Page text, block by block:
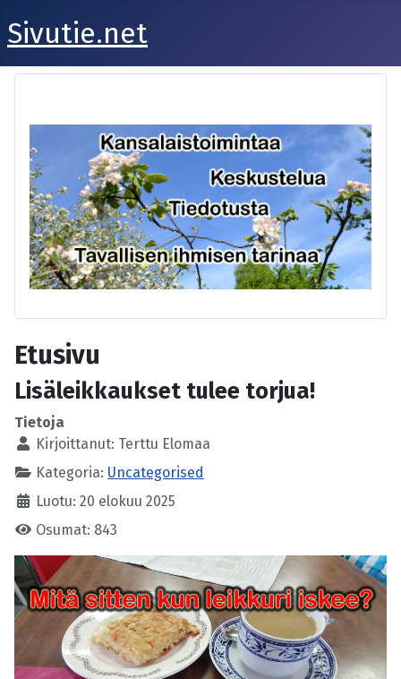
Sivutie.net
Etusivu
Lisäleikkaukset tulee torjua!
Tietoja
Kirjoittanut: Terttu Elomaa
Kategoria: Uncategorised
Luotu: 20 elokuu 2025
Osumat: 843